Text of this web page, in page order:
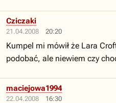
21.04.2008 20:20
Cziczaki
Kumpel mi mówił że Lara
podobać, ale niewiem czy
22.04.2008 16:30
maciejowa1994